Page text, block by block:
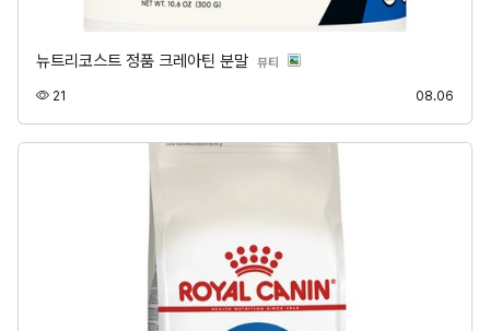
뉴트리코스트 정품 크레아틴 분말 뷰티 분류
21 08.06